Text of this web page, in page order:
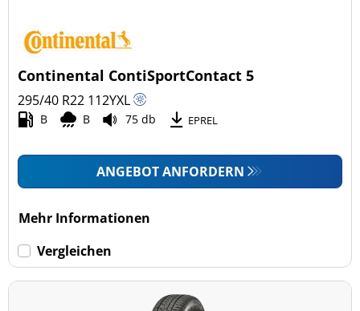
Continental ContiSportContact 5
295/40 R22 112YXL
B B 75 db EPREL
ANGEBOT ANFORDERN
Mehr Informationen
Vergleichen